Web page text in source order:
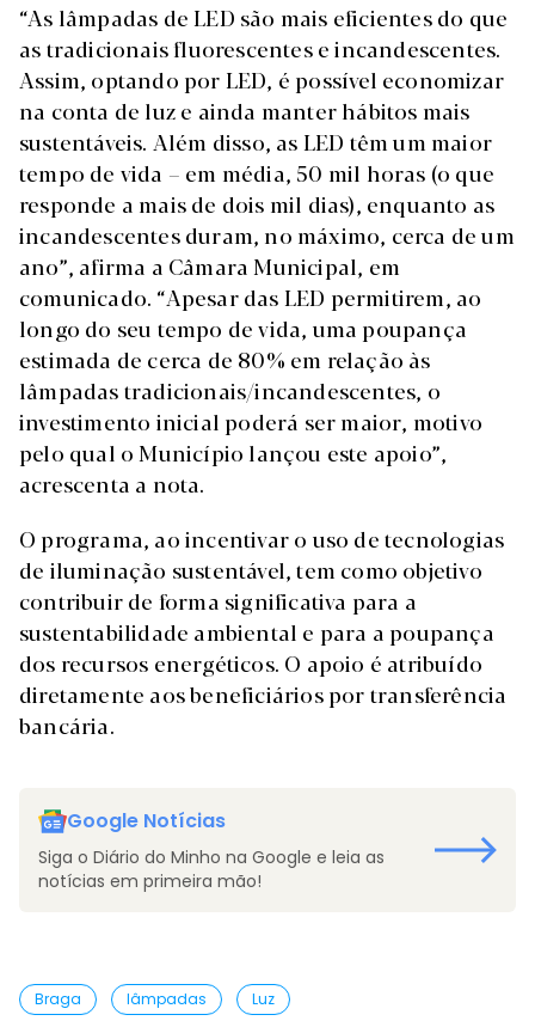
“As lâmpadas de LED são mais eficientes do que
as tradicionais fluorescentes e incandescentes.
Assim, optando por LED, é possível economizar
na conta de luz e ainda manter hábitos mais
sustentáveis. Além disso, as LED têm um maior
tempo de vida – em média, 50 mil horas (o que
responde a mais de dois mil dias), enquanto as
incandescentes duram, no máximo, cerca de um
ano”, afirma a Câmara Municipal, em
comunicado. “Apesar das LED permitirem, ao
longo do seu tempo de vida, uma poupança
estimada de cerca de 80% em relação às
lâmpadas tradicionais/incandescentes, o
investimento inicial poderá ser maior, motivo
pelo qual o Município lançou este apoio”,
acrescenta a nota.
O programa, ao incentivar o uso de tecnologias
de iluminação sustentável, tem como objetivo
contribuir de forma significativa para a
sustentabilidade ambiental e para a poupança
dos recursos energéticos. O apoio é atribuído
diretamente aos beneficiários por transferência
bancária.
Google Notícias
Siga o Diário do Minho na Google e leia as
notícias em primeira mão!
Braga lâmpadas Luz